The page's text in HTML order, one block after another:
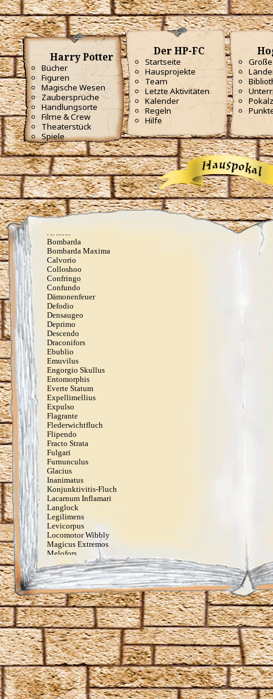
Harry Potter
Bücher
Figuren
Magische Wesen
Zaubersprüche
Handlungsorte
Filme & Crew
Theaterstück
Spiele
Der HP-FC
Startseite
Hausprojekte
Team
Letzte Aktivitäten
Kalender
Regeln
Hilfe
Portus
Proteus
Quietus
Ratzeputz
Reducio
Reparo
Revelio
Reverte
Sonorus
Specialis revelio
Tergeo
Unbrechbarer Schwur
Unheil angerichtet
Vermillious
Volate Ascendere
Wachstumszauber
Waddiwasi
Weise mir die Richtung
Wingardium Leviosa
Zaubermolch und Kolibrigesumm, dieses Wasser sei
fortan Rum
Angriffszauber
Amnesia
Avifors
Bombarda
Bombarda Maxima
Calvorio
Colloshoo
Confringo
Confundo
Dämonenfeuer
Defodio
Densaugeo
Deprimo
Descendo
Draconifors
Ebublio
Emuvilus
Engorgio Skullus
Entomorphis
Everte Statum
Expellimellius
Expulso
Flagrante
Flederwichtfluch
Flipendo
Fracto Strata
Fulgari
Furnunculus
Glacius
Inanimatus
Konjunktivitis-Fluch
Lacarnum Inflamari
Langlock
Legilimens
Levicorpus
Locomotor Wibbly
Magicus Extremos
Melofors
Mimblewimble
Morsmordre
Mucus ad Nauseam
Mutatio Skullus
Obliviate
Obscuro
Oppugno
Orbis
Oscausi
Petrificus Totalus
Pfefferatem
Piertotum Locomotor
Prior Incantato
Priori Incantatem
Reductio